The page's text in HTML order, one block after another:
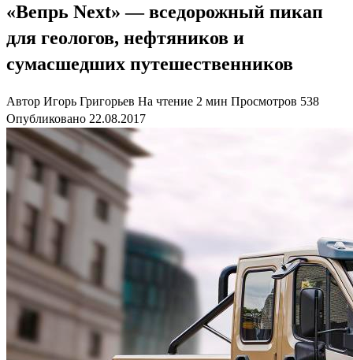
«Вепрь Next» — вседорожный пикап
для геологов, нефтяников и
сумасшедших путешественников
Автор Игорь Григорьев На чтение 2 мин Просмотров 538
Опубликовано 22.08.2017